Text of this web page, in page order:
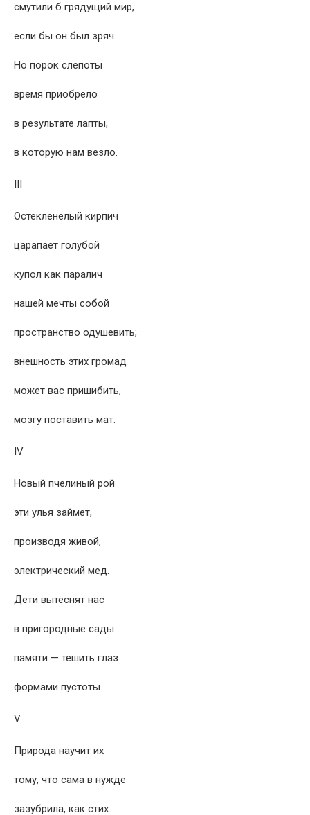
смутили б грядущий мир,
если бы он был зряч.
Но порок слепоты
время приобрело
в результате лапты,
в которую нам везло.
III
Остекленелый кирпич
царапает голубой
купол как паралич
нашей мечты собой
пространство одушевить;
внешность этих громад
может вас пришибить,
мозгу поставить мат.
IV
Новый пчелиный рой
эти улья займет,
производя живой,
электрический мед.
Дети вытеснят нас
в пригородные сады
памяти — тешить глаз
формами пустоты.
V
Природа научит их
тому, что сама в нужде
зазубрила, как стих: